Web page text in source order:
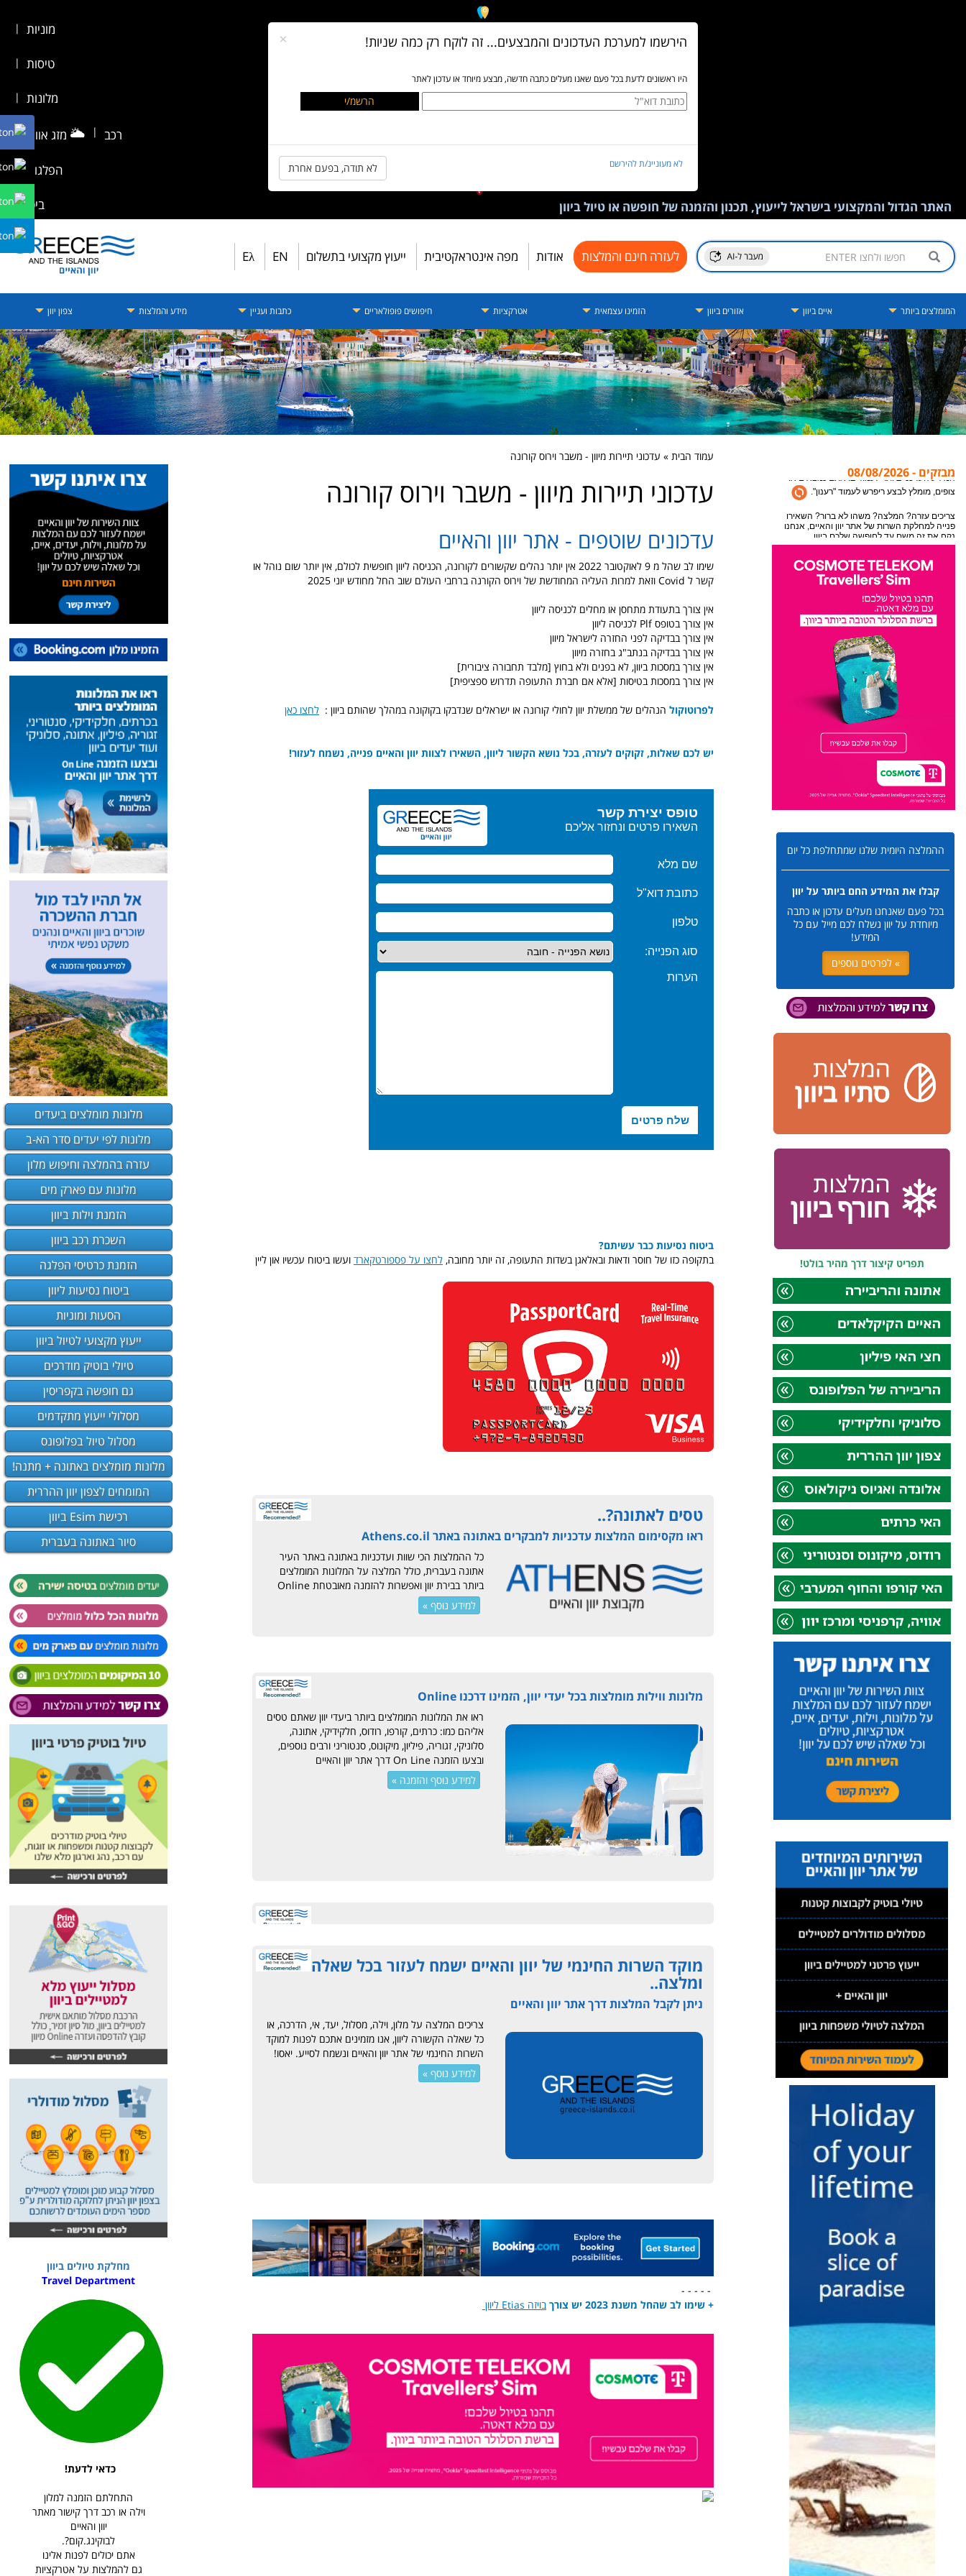
מוניות |
טיסות |
מלונות |
רכב |
🌥️ מזג אוויר |
הפלגות |
ביטוח האתר הגדול והמקצועי בישראל לייעוץ, תכנון והזמנה של חופשה או טיול ביוון
לעזרה חינם והמלצות אודות מפה אינטראקטיבית ייעוץ מקצועי בתשלום EN
Eλ
המומלצים ביותר איים ביוון אזורים ביוון הזמינו עצמאית אטרקציות חיפושים פופולאריים כתבות ועניין מידע והמלצות צפון יוון
עמוד הבית » עדכוני תיירות מיוון - משבר וירוס קורונה
מבזקים - 08/08/2026
צריכים עזרה? המלצה? משהו לא ברור? השאירו
נקח את זה משם עד לחופשה שלכם ביוון.
אתר יוון והאיים מתעדכן במידע חדש כל הזמן, לקבלת
המידע העדכני ביותר לעמוד בו אתם נמצאים או
ההמלצה היומית שלנו שמתחלפת כל יום
קבלו את המידע החם ביותר על יוון
בכל פעם שאנחנו מעלים עדכון או כתבה
מיוחדת על יוון נשלח לכם מייל עם כל
המידע!
» לפרטים נוספים
תפריט קיצור דרך מהיר בולט!
× הירשמו למערכת העדכונים והמבצעים... זה לוקח רק כמה שניות!
היו ראשונים לדעת בכל פעם שאנו מעלים כתבה חדשה, מבצע מיוחד או עדכון לאתר
לא מעוניינ/ת להירשם לא תודה, בפעם אחרת
עדכוני תיירות מיוון - משבר וירוס קורונה
עדכונים שוטפים - אתר יוון והאיים
שימו לב שהל מ 9 לאוקטובר 2022 אין יותר נהלים שקשורים לקורונה, הכניסה ליוון חופשית לכולם, אין יותר שום נוהל או
קשר ל Covid
וזאת למרות העליה המחודשת של וירוס הקורנה ברחבי העולם שוב החל מחודש יוני 2025
אין צורך בתעודת מתחסן או מחלים לכניסה ליוון
אין צורך בטופס Plf לכניסה ליוון
אין צורך בבדיקה לפני החזרה לישראל מיוון
אין צורך בבדיקה בנתב"ג בחזרה מיוון
אין צורך במסכות ביוון, לא בפנים ולא בחוץ [מלבד תחבורה ציבורית]
אין צורך במסכות בטיסות [אלא אם חברת התעופה תדרוש ספציפית]
לפרוטוקול הנהלים של ממשלת יוון לחולי קורונה או ישראלים שנדבקו בקוקונה במהלך שהותם ביוון : לחצו כאן
יש לכם שאלות, זקוקים לעזרה, בכל נושא הקשור ליוון, השאירו לצוות יוון והאיים פנייה, נשמח לעזור!
ביטוח נסיעות כבר עשיתם?
בתקופה כזו של חוסר ודאות ובאלאגן בשדות התעופה, זה יותר מחובה, לחצו על פספורטקארד ועשו ביטוח עכשיו און ליין
טסים לאתונה?..
ראו מקסימום המלצות עדכניות למבקרים באתונה באתר Athens.co.il
כל ההמלצות הכי שוות ועדכניות באתונה באתר העיר
אתונה בעברית, כולל המלצה על המלונות המומלצים
ביותר בבירת יוון ואפשרות להזמנה מאובטחת Online
למידע נוסף »
מלונות ווילות מומלצות בכל יעדי יוון, הזמינו דרכנו Online
ראו את המלונות המומלצים ביותר ביעדי יוון שאתם טסים
אליהם כמו: כרתים, קורפו, רודוס, חלקידיקי, אתונה,
סלוניקי, זגוריה, פיליון, מיקונוס, סנטוריני ורבים נוספים,
ובצעו הזמנה On Line דרך אתר יוון והאיים
למידע נוסף והזמנה »
מוקד השרות החינמי של יוון והאיים ישמח לעזור בכל שאלה
ומלצה..
ניתן לקבל המלצות דרך אתר יוון והאיים
צריכים המלצה על מלון, וילה, מסלול, יעד, אי, הדרכה, או
כל שאלה הקשורה ליוון, אנו מזמינים אתכם לפנות למוקד
השרות החינמי של אתר יוון והאיים ונשמח לסייע. יאסו!
למידע נוסף »
- - - - -
+ שימו לב שהחל משנת 2023 יש צורך
בויזה Etias ליוון
מלונות מומלצים ביעדים
מלונות לפי יעדים סדר הא-ב
עזרה בהמלצה וחיפוש מלון
מלונות עם פארק מים
הזמנת וילות ביוון
השכרת רכב ביוון
הזמנת כרטיסי הפלגה
ביטוח נסיעות ליוון
הסעות ומוניות
ייעוץ מקצועי לטיול ביוון
טיולי בוטיק מודרכים
גם חופשה בקפריסין
מסלולי ייעוץ מתקדמים
מסלול טיול בפלופונס
מלונות מומלצים באתונה + מתנה!
המומחים לצפון יוון ההררית
רכישת Esim ביוון
סיור באתונה בעברית
מחלקת טיולים ביוון
Travel Department
כדאי לדעת!
התחלתם הזמנה למלון
וילה או רכב דרך קישור מאתר
יוון והאיים
לבוקינג.קום?.
אתם יכולים לפנות אלינו
גם להמלצות על אטרקציות